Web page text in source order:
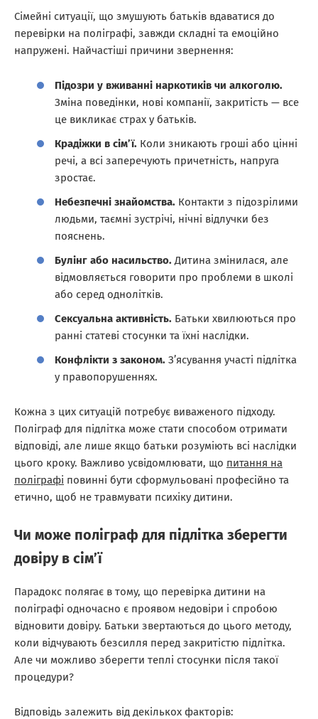
Сімейні ситуації, що змушують батьків вдаватися до
перевірки на поліграфі, завжди складні та емоційно
напружені. Найчастіші причини звернення:
Підозри у вживанні наркотиків чи алкоголю.
Зміна поведінки, нові компанії, закритість — все
це викликає страх у батьків.
Крадіжки в сім’ї. Коли зникають гроші або цінні
речі, а всі заперечують причетність, напруга
зростає.
Небезпечні знайомства. Контакти з підозрілими
людьми, таємні зустрічі, нічні відлучки без
пояснень.
Булінг або насильство. Дитина змінилася, але
відмовляється говорити про проблеми в школі
або серед однолітків.
Сексуальна активність. Батьки хвилюються про
ранні статеві стосунки та їхні наслідки.
Конфлікти з законом. З’ясування участі підлітка
у правопорушеннях.
Кожна з цих ситуацій потребує виваженого підходу.
Поліграф для підлітка може стати способом отримати
відповіді, але лише якщо батьки розуміють всі наслідки
цього кроку. Важливо усвідомлювати, що питання на
поліграфі повинні бути сформульовані професійно та
етично, щоб не травмувати психіку дитини.
Чи може поліграф для підлітка зберегти
довіру в сім’ї
Парадокс полягає в тому, що перевірка дитини на
поліграфі одночасно є проявом недовіри і спробою
відновити довіру. Батьки звертаються до цього методу,
коли відчувають безсилля перед закритістю підлітка.
Але чи можливо зберегти теплі стосунки після такої
процедури?
Відповідь залежить від декількох факторів: